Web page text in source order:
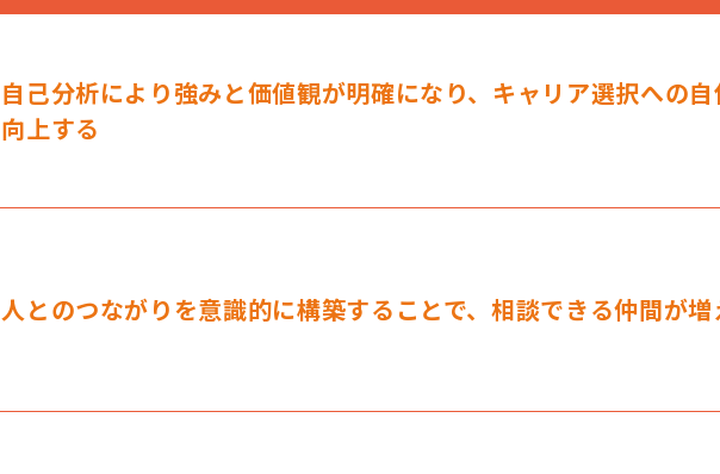
自己分析により強みと価値観が明確になり、キャリア選択への自
向上する
人とのつながりを意識的に構築することで、相談できる仲間が増